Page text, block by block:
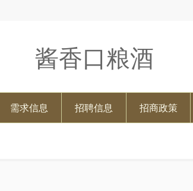
酱香口粮酒
需求信息 招聘信息 招商政策